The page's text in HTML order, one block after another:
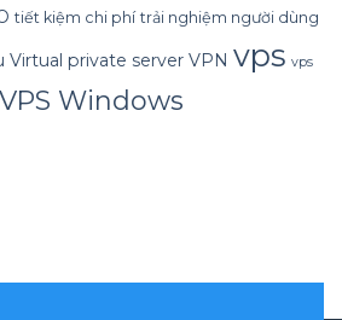
tiết kiệm chi phí trải nghiệm người dùng
Virtual private server VPN vps vps
VPS Windows